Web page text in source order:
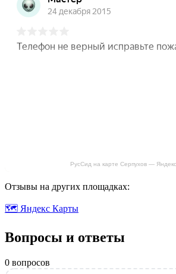
РусСид на карте Серпухов —
Отзывы на других площадках:
🗺 Яндекс Карты
Вопросы и ответы
0 вопросов